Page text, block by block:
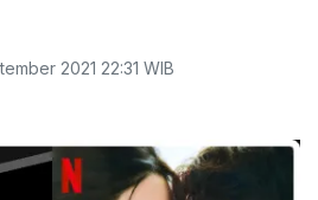
2021 22:31 WIB